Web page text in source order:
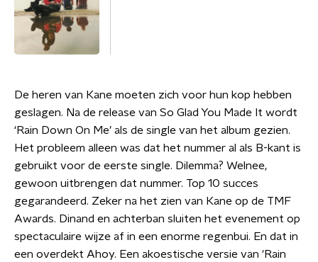
De heren van Kane moeten zich voor hun kop hebben
geslagen. Na de release van So Glad You Made It wordt
‘Rain Down On Me’ als de single van het album gezien.
Het probleem alleen was dat het nummer al als B-kant is
gebruikt voor de eerste single. Dilemma? Welnee,
gewoon uitbrengen dat nummer. Top 10 succes
gegarandeerd. Zeker na het zien van Kane op de TMF
Awards. Dinand en achterban sluiten het evenement op
spectaculaire wijze af in een enorme regenbui. En dat in
een overdekt Ahoy. Een akoestische versie van 'Rain